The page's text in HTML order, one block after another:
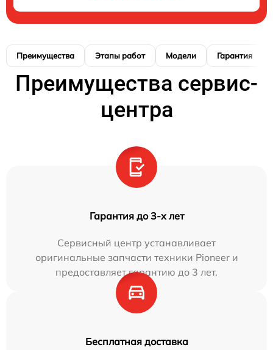
Преимущества Этапы работ Модели Гарантия
Преимущества сервис-
центра
Гарантия до 3-х лет
Сервисный центр устанавливает
оригинальные запчасти техники Pioneer и
предоставляет гарантию до 3 лет.
Бесплатная доставка